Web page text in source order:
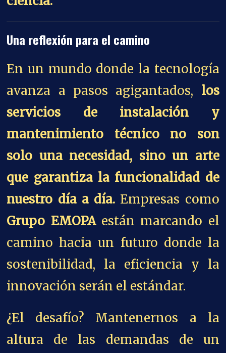
Una reflexión para el camino
En un mundo donde la tecnología
avanza a pasos agigantados, los
servicios de instalación y
mantenimiento técnico no son
solo una necesidad, sino un arte
que garantiza la funcionalidad de
nuestro día a día. Empresas como
Grupo EMOPAestán marcando el
camino hacia un futuro donde la
sostenibilidad, la eficiencia y la
innovación serán el estándar.
¿El desafío? Mantenernos a la
altura de las demandas de un